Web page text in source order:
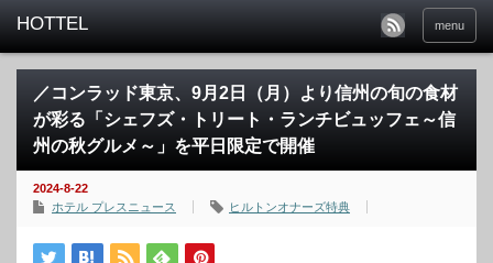
menu
／コンラッド東京、9月2日（月）より信州の旬の食材
が彩る「シェフズ・トリート・ランチビュッフェ～信
州の秋グルメ～」を平日限定で開催
2024-8-22
ホテル プレスニュース
ヒルトンオナーズ特典